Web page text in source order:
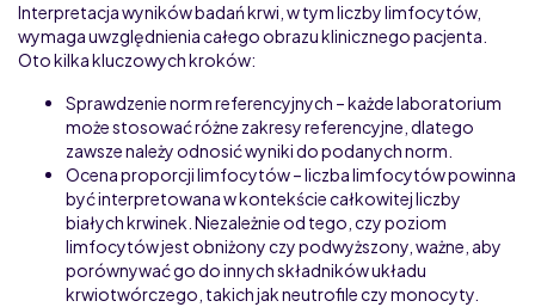
Interpretacja wyników badań krwi, w tym liczby limfocytów,
wymaga uwzględnienia całego obrazu klinicznego pacjenta.
Oto kilka kluczowych kroków:
Sprawdzenie norm referencyjnych – każde laboratorium
może stosować różne zakresy referencyjne, dlatego
zawsze należy odnosić wyniki do podanych norm.
Ocena proporcji limfocytów – liczba limfocytów powinna
być interpretowana w kontekście całkowitej liczby
białych krwinek. Niezależnie od tego, czy poziom
limfocytów jest obniżony czy podwyższony, ważne, aby
porównywać go do innych składników układu
krwiotwórczego, takich jak neutrofile czy monocyty.